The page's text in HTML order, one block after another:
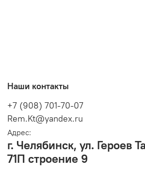
Наши контакты
+7 (908) 701-70-07
Rem.Kt@yandex.ru
Адрес:
г. Челябинск, ул. Героев
71П строение 9